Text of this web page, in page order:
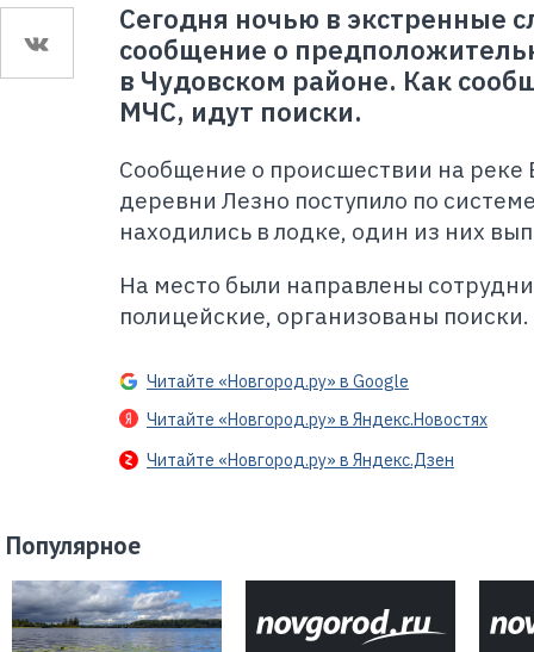
Сегодня ночью в экстренные
сообщение о
в Чудовском районе. Как
МЧС, идут поиски.
Сообщение о происшествии на реке
деревни Лезно поступило по
находились в лодке, один из них
На место были направлены
полицейские, организованы поиски.
Читайте «Новгород.ру» в Google
Читайте «Новгород.ру» в Яндекс.Новостях
Читайте «Новгород.ру» в Яндекс.Дзен
Популярное